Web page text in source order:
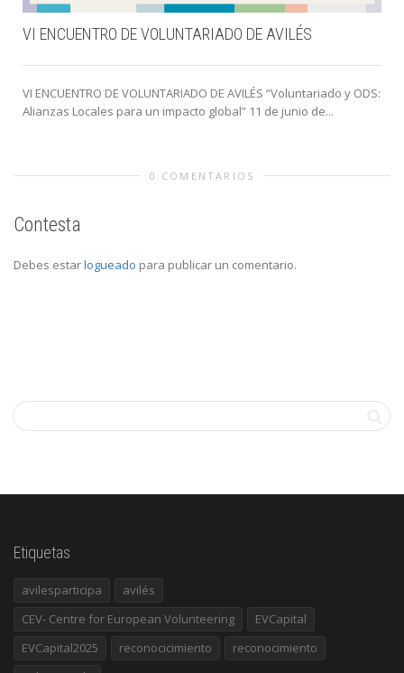
VI ENCUENTRO DE VOLUNTARIADO DE AVILÉS
VI ENCUENTRO DE VOLUNTARIADO DE AVILÉS “Voluntariado y ODS:
Alianzas Locales para un impacto global” 11 de junio de...
0 COMENTARIOS
Contesta
Debes estarlogueado para publicar un comentario.
Etiquetas
avilesparticipa
avilés
CEV- Centre for European Volunteering
EVCapital
EVCapital2025
reconocicimiento
reconocimiento